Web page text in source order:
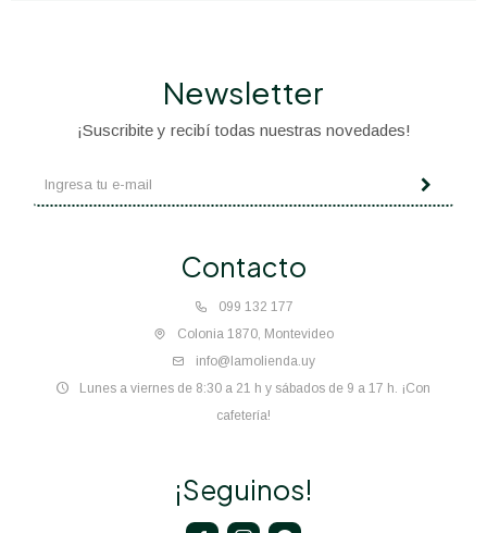
Contacto
099 132 177
Colonia 1870, Montevideo
info@lamolienda.uy
Lunes a viernes de 8:30 a 21 h y sábados de 9 a 17 h. ¡Con
cafetería!
Newsletter
¡Suscribite y recibí todas nuestras novedades!
¡Seguinos!